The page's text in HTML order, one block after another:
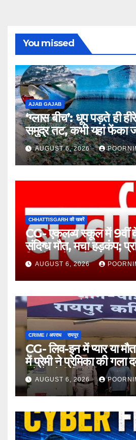
You missed
AJAB GAJAB
‘ग्लास बीच’: धूप पड़ते ही
समुद्र तट, कभी यहां फेंका
कचरा!…
AUGUST 6, 2026
CHHATTISGARH की खबरें
CG- एकलव्य स्कूल में 9वीं
संदिग्ध मौत, मचा हड़कंप;
दिन में खुलेगा मौत का
AUGUST 6, 2026
CRIME / अपराध रायपुर
CG- लिव-इन में प्यार या
में प्रेमी ने प्रेमिका की गला
घंटे में प्रेमी गिरफ्तार…
AUGUST 6, 2026